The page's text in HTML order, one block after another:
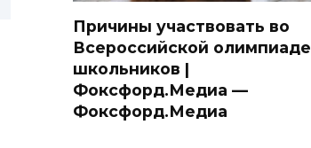
Причины участвовать во
Всероссийской олимпиаде
школьников |
Фоксфорд.Медиа —
Фоксфорд.Медиа